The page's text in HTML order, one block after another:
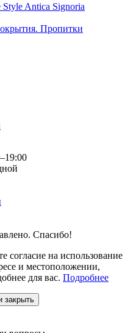
Style Antica Signoria
Пропитки
Спасибо!
согласие на использование
и местоположении,
для вас. Подробнее
закрыть